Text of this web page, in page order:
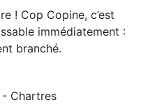
! Cop Copine, c’est
immédiatement :
branché.
Chartres